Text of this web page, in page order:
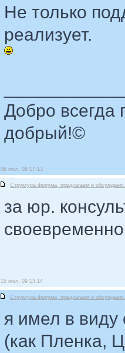
Не только
реализует.
Добро всегда
добрый!©
06 июл, 09 17:13
Структура форума, предлагаем и обсуждаем.
за юр.
своевременно
15 июл, 09 13:14
Структура форума, предлагаем и обсуждаем.
я имел в
(как Пленка,